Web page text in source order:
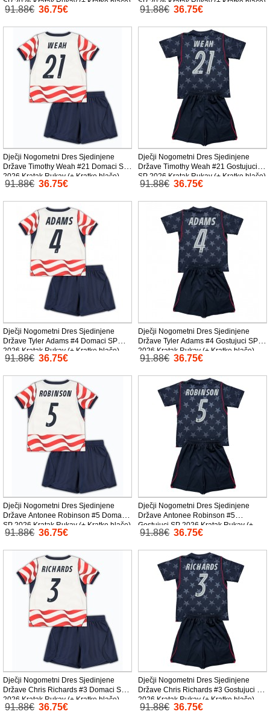
SP 2026 Kratak Rukav (+ Kratke hlače)
91.88€ 36.75€
SP 2026 Kratak Rukav (+ Kratke hlače)
91.88€ 36.75€
Dječji Nogometni Dres Sjedinjene
Države Timothy Weah #21 Domaci SP
2026 Kratak Rukav (+ Kratke hlače)
91.88€ 36.75€
Dječji Nogometni Dres Sjedinjene
Države Timothy Weah #21 Gostujuci
SP 2026 Kratak Rukav (+ Kratke hlače)
91.88€ 36.75€
Dječji Nogometni Dres Sjedinjene
Države Tyler Adams #4 Domaci SP
2026 Kratak Rukav (+ Kratke hlače)
91.88€ 36.75€
Dječji Nogometni Dres Sjedinjene
Države Tyler Adams #4 Gostujuci SP
2026 Kratak Rukav (+ Kratke hlače)
91.88€ 36.75€
Dječji Nogometni Dres Sjedinjene
Države Antonee Robinson #5 Domaci
SP 2026 Kratak Rukav (+ Kratke hlače)
91.88€ 36.75€
Dječji Nogometni Dres Sjedinjene
Države Antonee Robinson #5
Gostujuci SP 2026 Kratak Rukav (+
Kratke hlače)
91.88€ 36.75€
Dječji Nogometni Dres Sjedinjene
Države Chris Richards #3 Domaci SP
2026 Kratak Rukav (+ Kratke hlače)
91.88€ 36.75€
Dječji Nogometni Dres Sjedinjene
Države Chris Richards #3 Gostujuci SP
2026 Kratak Rukav (+ Kratke hlače)
91.88€ 36.75€